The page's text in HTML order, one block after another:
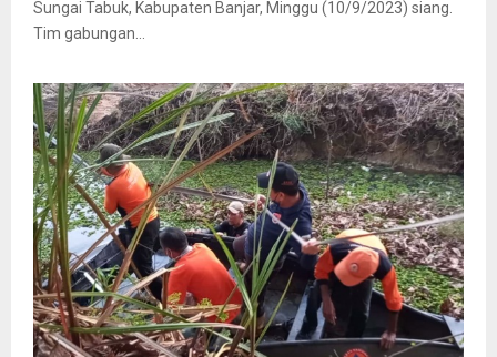
Sungai Tabuk, Kabupaten Banjar, Minggu (10/9/2023) siang.
Tim gabungan...